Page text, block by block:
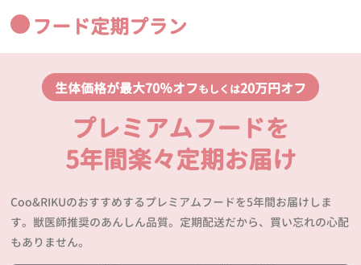
フード定期プラン
生体価格が最大70％オフもしくは20万円オフ
プレミアムフードを
5年間楽々定期お届け
Coo&RIKUのおすすめするプレミアムフードを5年間お届けしま
す。獣医師推奨のあんしん品質。定期配送だから、買い忘れの心配
もありません。